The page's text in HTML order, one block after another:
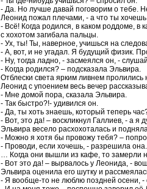
- Да. Но лучше давай поговорим о тебе.
Леонид пожал плечами, - а что ты
- Всё! Когда родился, в каком роддоме, в
с хохотом загибала пальцы.
- Ух, ты! Ты, наверное, учишься на
- А, вот, и не угадал. Я будущий физик.
- Ну, тогда ладно, - засмеялся он, -
- Когда родился? – подсказала Эльвира.
Отблески света ярким ливнем пролились
Леонид с упоением весь вечер
- Мне домой пора, сказала Эльвира.
- Так быстро?!- удивился он.
- Да, ты хоть знаешь, который теперь
- Вот, это да! – воскликнул Галлиев, - а я
Эльвира весело расхохоталась и
- Можно я хотя бы провожу тебя? –
- Проводи, если хочешь, - разрешила она.
… Когда они вышли из кафе, то замерли
- Вот это да! – вырвалось у Леонида, -
Эльвира оценила его шутку и
- Я вообще-то не люблю поздней осени, -